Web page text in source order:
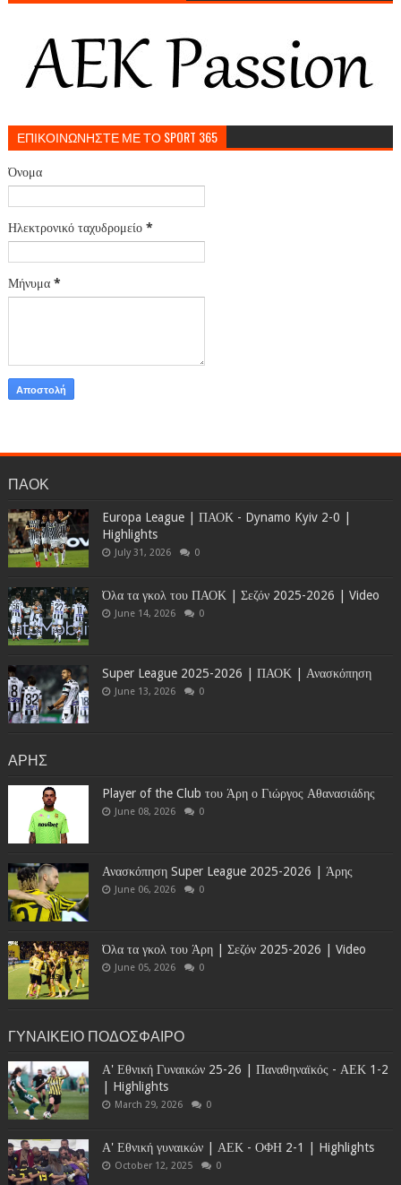
ΕΠΙΚΟΙΝΩΝΗΣΤΕ ΜΕ ΤΟ SPORT 365
Όνομα
Ηλεκτρονικό ταχυδρομείο *
Μήνυμα *
ΠΑΟΚ
Europa League | ΠΑΟΚ - Dynamo Kyiv 2-0 |
Highlights
July 31, 2026 0
Όλα τα γκολ του ΠΑΟΚ | Σεζόν 2025-2026 | Video
June 14, 2026 0
Super League 2025-2026 | ΠΑΟΚ | Ανασκόπηση
June 13, 2026 0
ΑΡΗΣ
Player of the Club του Άρη ο Γιώργος Αθανασιάδης
June 08, 2026 0
Ανασκόπηση Super League 2025-2026 | Άρης
June 06, 2026 0
Όλα τα γκολ του Άρη | Σεζόν 2025-2026 | Video
June 05, 2026 0
ΓΥΝΑΙΚΕΙΟ ΠΟΔΟΣΦΑΙΡΟ
Α' Εθνική Γυναικών 25-26 | Παναθηναϊκός - ΑΕΚ 1-2
| Highlights
March 29, 2026 0
Α' Εθνική γυναικών | ΑΕΚ - ΟΦΗ 2-1 | Highlights
October 12, 2025 0